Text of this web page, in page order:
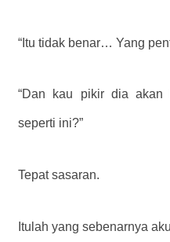
“Itu tidak benar… Yang
“Dan kau pikir dia akan
seperti ini?”
Tepat sasaran.
Itulah yang sebenarnya